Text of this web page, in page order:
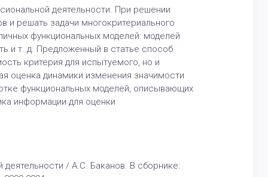
деятельности. При решении
и решать задачи многокритериального
функциональных моделей: моделей
и т. д. Предложенный в статье способ
критерия для испытуемого, но и
оценка динамики изменения значимости
функциональных моделей, описывающих
информации для оценки
/ А.С. Баканов. В сборнике: